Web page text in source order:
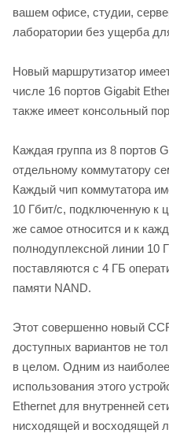
вашем офисе, студии,
лаборатории без ущерба
Новый маршрутизатор
числе 16 портов Gigabit
также имеет консольный
Каждая группа из 8 портов
отдельному коммутатору
Каждый чип коммутатора
10 Гбит/с, подключенную к
же самое относится и к
полнодуплексной линии 10
поставляются с 4 ГБ
памяти NAND.
Этот совершенно новый
доступных вариантов не
в целом. Одним из
использования этого
Ethernet для внутренней
нисходящей и восходящей